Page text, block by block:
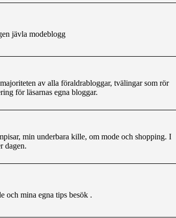
jävla modeblogg
av alla föraldrabloggar, tvälingar som rör
för läsarnas egna bloggar.
min underbara kille, om mode och shopping. I
dagen.
och mina egna tips besök .